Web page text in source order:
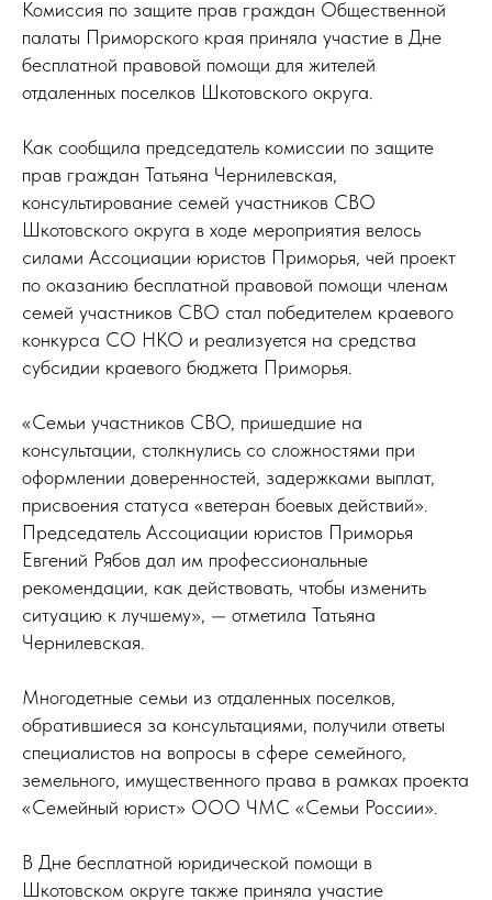
Комиссия по защите прав граждан Общественной
палаты Приморского края приняла участие в Дне
бесплатной правовой помощи для жителей
отдаленных поселков Шкотовского округа.
Как сообщила председатель комиссии по защите
прав граждан Татьяна Чернилевская,
консультирование семей участников СВО
Шкотовского округа в ходе мероприятия велось
силами Ассоциации юристов Приморья, чей проект
по оказанию бесплатной правовой помощи членам
семей участников СВО стал победителем краевого
конкурса СО НКО и реализуется на средства
субсидии краевого бюджета Приморья.
«Семьи участников СВО, пришедшие на
консультации, столкнулись со сложностями при
оформлении доверенностей, задержками выплат,
присвоения статуса «ветеран боевых действий».
Председатель Ассоциации юристов Приморья
Евгений Рябов дал им профессиональные
рекомендации, как действовать, чтобы изменить
ситуацию к лучшему», — отметила Татьяна
Чернилевская.
Многодетные семьи из отдаленных поселков,
обратившиеся за консультациями, получили ответы
специалистов на вопросы в сфере семейного,
земельного, имущественного права в рамках проекта
«Семейный юрист» ООО ЧМС «Семьи России».
В Дне бесплатной юридической помощи в
Шкотовском округе также приняла участие